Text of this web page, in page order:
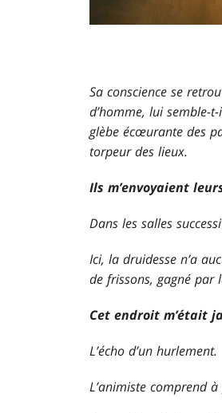
Sa conscience se
d’homme, lui semble-
glèbe écœurante des
torpeur des lieux.
Ils m’envoyaient
Dans les salles
Ici, la druidesse n’a
de frissons, gagné par
Cet endroit m’était
L’écho d’un hurlement.
L’animiste comprend